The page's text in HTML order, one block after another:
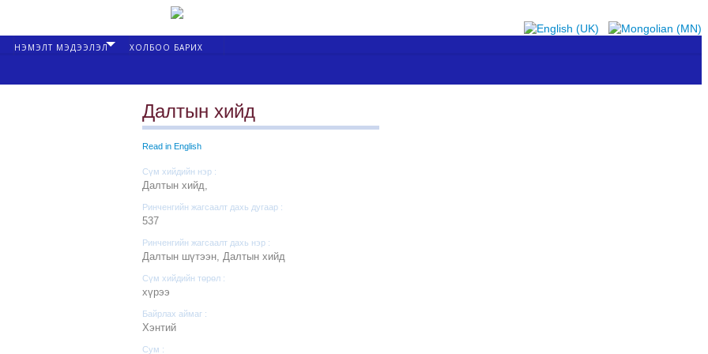
НЭМЭЛТ МЭДЭЭЛЭЛ ХОЛБОО БАРИХ
Далтын хийд
Read in English
Сүм хийдийн нэр :
Далтын хийд,
Ринченгийн жагсаалт дахь дугаар :
537
Ринченгийн жагсаалт дахь нэр :
Далтын шүтээн, Далтын хийд
Сүм хийдийн төрөл :
хүрээ
Байрлах аймаг :
Хэнтий
Сум :